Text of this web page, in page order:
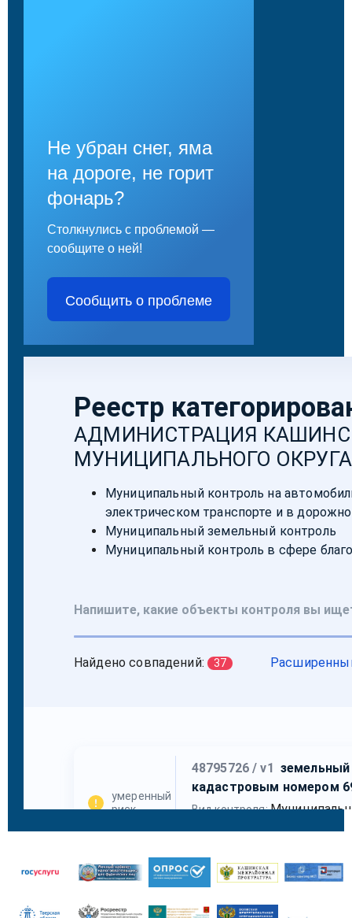
Не убран снег, яма
на дороге, не горит
фонарь?
Столкнулись с проблемой —
сообщите о ней!
Сообщить о проблеме